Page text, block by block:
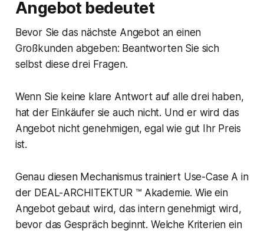
Angebot bedeutet
Bevor Sie das nächste Angebot an einen
Großkunden abgeben: Beantworten Sie sich
selbst diese drei Fragen.
Wenn Sie keine klare Antwort auf alle drei haben,
hat der Einkäufer sie auch nicht. Und er wird das
Angebot nicht genehmigen, egal wie gut Ihr Preis
ist.
Genau diesen Mechanismus trainiert Use-Case A in
der DEAL-ARCHITEKTUR ™ Akademie. Wie ein
Angebot gebaut wird, das intern genehmigt wird,
bevor das Gespräch beginnt. Welche Kriterien ein